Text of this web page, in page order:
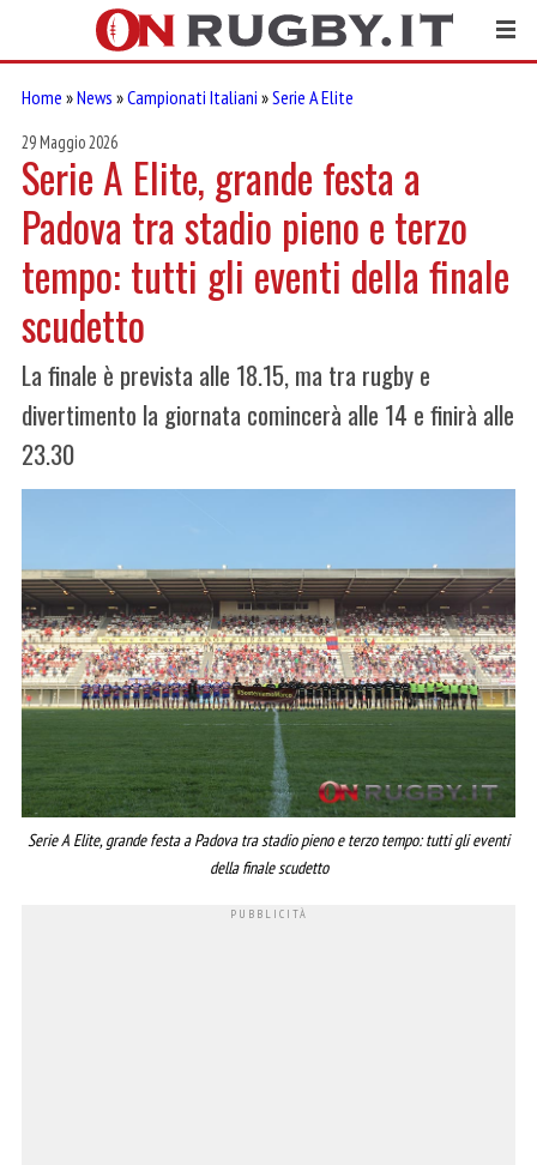
Home »News »Campionati Italiani »Serie A Elite
29 Maggio 2026
Serie A Elite, grande festa a
Padova tra stadio pieno e terzo
tempo: tutti gli eventi della finale
scudetto
La finale è prevista alle 18.15, ma tra rugby e
divertimento la giornata comincerà alle 14 e finirà alle
23.30
Serie A Elite, grande festa a Padova tra stadio pieno e terzo tempo: tutti gli eventi
della finale scudetto